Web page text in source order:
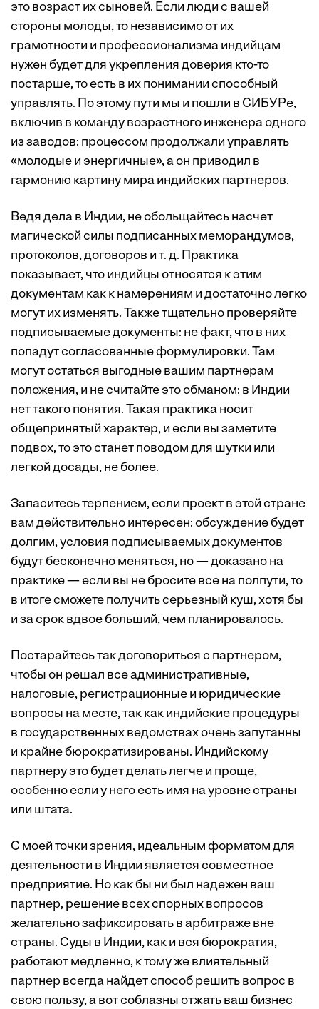
это возраст их сыновей. Если люди с вашей
стороны молоды, то независимо от их
грамотности и профессионализма индийцам
нужен будет для укрепления доверия кто-то
постарше, то есть в их понимании способный
управлять. По этому пути мы и пошли в СИБУРе,
включив в команду возрастного инженера одного
из заводов: процессом продолжали управлять
«молодые и энергичные», а он приводил в
гармонию картину мира индийских партнеров.
Ведя дела в Индии, не обольщайтесь насчет
магической силы подписанных меморандумов,
протоколов, договоров и т. д. Практика
показывает, что индийцы относятся к этим
документам как к намерениям и достаточно легко
могут их изменять. Также тщательно проверяйте
подписываемые документы: не факт, что в них
попадут согласованные формулировки. Там
могут остаться выгодные вашим партнерам
положения, и не считайте это обманом: в Индии
нет такого понятия. Такая практика носит
общепринятый характер, и если вы заметите
подвох, то это станет поводом для шутки или
легкой досады, не более.
Запаситесь терпением, если проект в этой стране
вам действительно интересен: обсуждение будет
долгим, условия подписываемых документов
будут бесконечно меняться, но — доказано на
практике — если вы не бросите все на полпути, то
в итоге сможете получить серьезный куш, хотя бы
и за срок вдвое больший, чем планировалось.
Постарайтесь так договориться с партнером,
чтобы он решал все административные,
налоговые, регистрационные и юридические
вопросы на месте, так как индийские процедуры
в государственных ведомствах очень запутанны
и крайне бюрократизированы. Индийскому
партнеру это будет делать легче и проще,
особенно если у него есть имя на уровне страны
или штата.
С моей точки зрения, идеальным форматом для
деятельности в Индии является совместное
предприятие. Но как бы ни был надежен ваш
партнер, решение всех спорных вопросов
желательно зафиксировать в арбитраже вне
страны. Суды в Индии, как и вся бюрократия,
работают медленно, к тому же влиятельный
партнер всегда найдет способ решить вопрос в
свою пользу, а вот соблазны отжать ваш бизнес